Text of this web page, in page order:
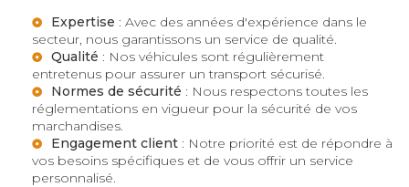
Expertise : Avec des années d'expérience dans le
secteur, nous garantissons un service de qualité.
Qualité : Nos véhicules sont régulièrement
entretenus pour assurer un transport sécurisé.
Normes de sécurité : Nous respectons toutes les
réglementations en vigueur pour la sécurité de vos
marchandises.
Engagement client : Notre priorité est de répondre à
vos besoins spécifiques et de vous offrir un service
personnalisé.